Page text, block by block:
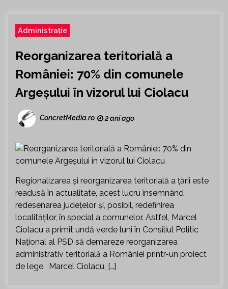
Administrație
Reorganizarea teritorială a
României: 70% din comunele
Argeșului în vizorul lui Ciolacu
ConcretMedia.ro 2 ani ago
Regionalizarea și reorganizarea teritorială a țării este
readusă în actualitate, acest lucru însemnând
redesenarea județelor și, posibil, redefinirea
localităților, în special a comunelor. Astfel, Marcel
Ciolacu a primit undă verde luni în Consiliul Politic
Național al PSD să demareze reorganizarea
administrativ teritorială a României printr-un proiect
de lege. Marcel Ciolacu, […]